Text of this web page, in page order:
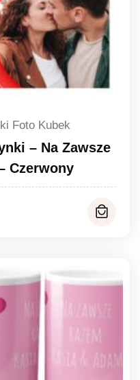
Foto Kubek
– Na Zawsze
Czerwony